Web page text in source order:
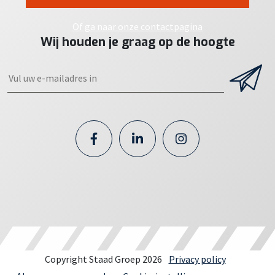
Of ga naar onze contactpagina
Wij houden je graag op de hoogte
Copyright Staad Groep 2026
Privacy policy